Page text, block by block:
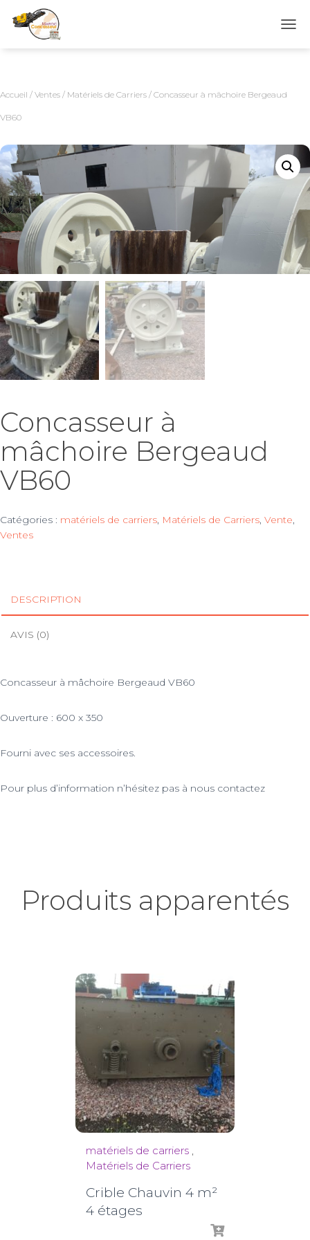
N
A
V
G
A
T
O
N
Accueil / Ventes / Matériels de Carriers / Concasseur à mâchoire Bergeaud
VB60
Concasseur à
mâchoire Bergeaud
VB60
Catégories : matériels de carriers, Matériels de Carriers, Vente,
Ventes
DESCRIPTION
AVIS (0)
Concasseur à mâchoire Bergeaud VB60
Ouverture : 600 x 350
Fourni avec ses accessoires.
Pour plus d’information n’hésitez pas à nous contactez
Produits apparentés
matériels de carriers ,
Matériels de Carriers
Crible Chauvin 4 m²
4 étages